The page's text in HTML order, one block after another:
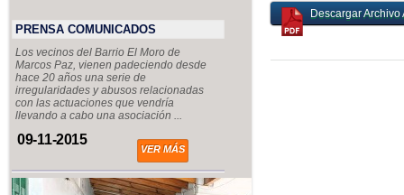
PRENSA COMUNICADOS
Los vecinos del Barrio El Moro de
Marcos Paz, vienen padeciendo desde
hace 20 años una serie de
irregularidades y abusos relacionadas
con las actuaciones que vendría
llevando a cabo una asociación ...
09-11-2015
VER MÁS
Descargar Archivo